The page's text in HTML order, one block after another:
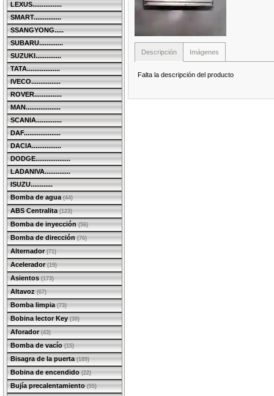
LEXUS................
SMART...............
SSANGYONG.....
SUBARU.............
SUZUKI..............
TATA..................
IVECO................
ROVER...............
MAN...................
SCANIA..............
DAF....................
DACIA................
DODGE...................
LADANIVA..............
ISUZU............
Bomba de agua (44)
ABS Centralita (123)
Bomba de inyección (56)
Bomba de dirección (76)
Alternador (71)
Acelerador (19)
Asientos (173)
Altavoz (67)
Bomba limpia (73)
Bobina lector Key (30)
Aforador (43)
Bomba de vacío (15)
Bisagra de la puerta (189)
Bobina de encendido (22)
Bujía precalentamiento (55)
Descripción Imágenes
Falta la descripción del producto